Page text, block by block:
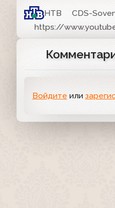
НТВ CDS-
https://
Войдите или